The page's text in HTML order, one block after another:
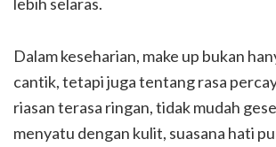
Dalam keseharian, make up bukan
cantik, tetapi juga tentang rasa
riasan terasa ringan, tidak mudah
menyatu dengan kulit, suasana hati